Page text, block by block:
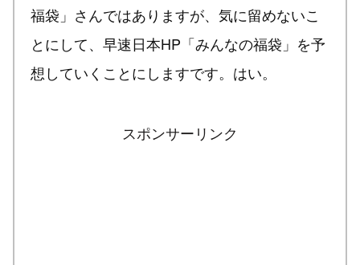
福袋」さんではありますが、気に留めないこ
とにして、早速日本HP「みんなの福袋」を予
想していくことにしますです。はい。
スポンサーリンク